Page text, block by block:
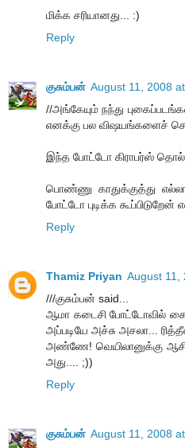
மிக்க சரியானது... :)
Reply
குசும்பன் August 11, 2008
//அங்கேயும் நந்து
எனக்கு பல விஷயங்களைச்
இந்த போட்டோ கிராபர்ஸ்
பொண்ணு காதுக்குத்து
போட்டோ புடிக்க
Reply
Thamiz Priyan August 11,
///குசும்பன் said...
ஆமா கடைசி போட்டோவில்
அப்படியே அச்சு அசலா...
அண்ணே! வெயிலானுக்கு
அது.... ;))
Reply
குசும்பன் August 11, 2008